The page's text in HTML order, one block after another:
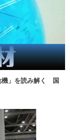
機」を読み解く 国